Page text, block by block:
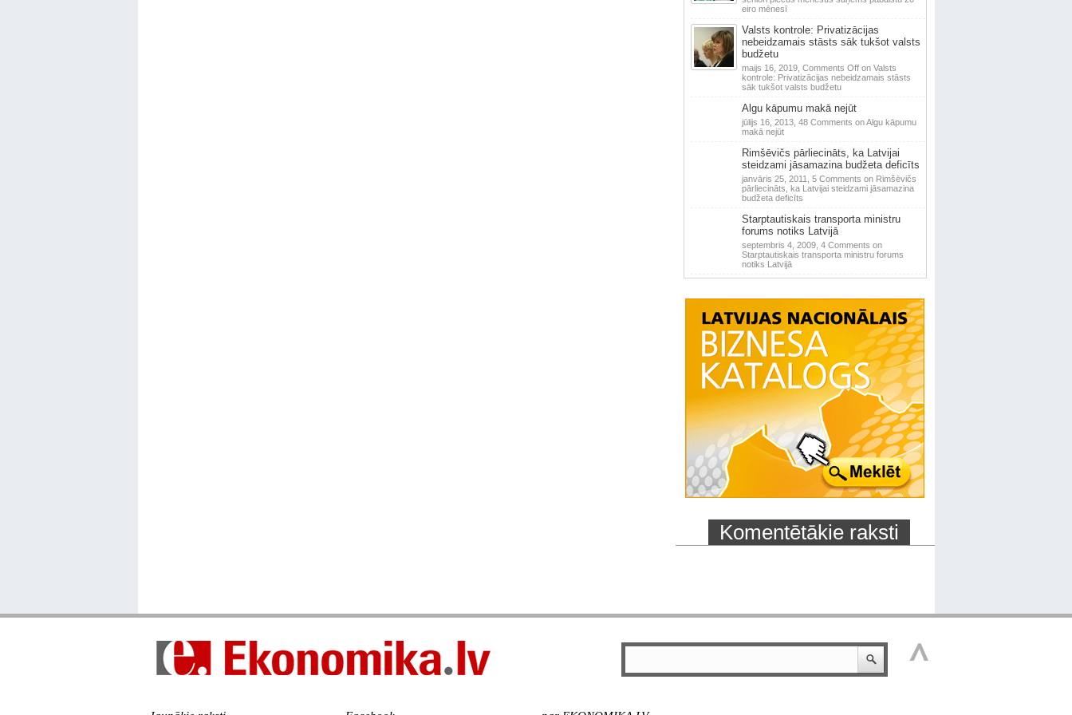
eiro mēnesī
Valsts kontrole: Privatizācijas
nebeidzamais stāsts sāk tukšot valsts
budžetu
maijs 16, 2019, Comments Offon Valsts
kontrole: Privatizācijas nebeidzamais stāsts
sāk tukšot valsts budžetu
Algu kāpumu makā nejūt
jūlijs 16, 2013, 48 Comments on Algu kāpumu
makā nejūt
Rimšēvičs pārliecināts, ka Latvijai
steidzami jāsamazina budžeta deficīts
janvāris 25, 2011, 5 Comments on Rimšēvičs
pārliecināts, ka Latvijai steidzami jāsamazina
budžeta deficīts
Starptautiskais transporta ministru
forums notiks Latvijā
septembris 4, 2009, 4 Comments on
Starptautiskais transporta ministru forums
notiks Latvijā
Komentētākie raksti